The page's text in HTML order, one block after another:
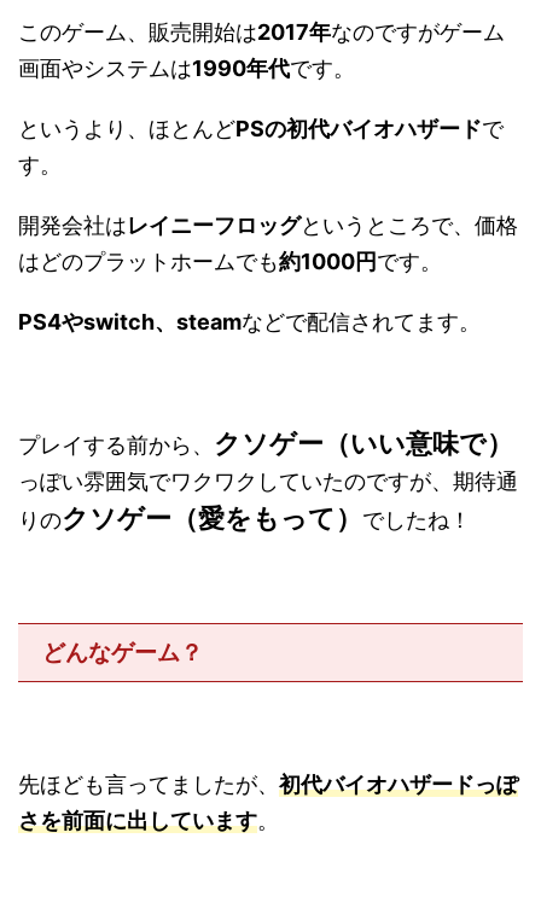
このゲーム、販売開始は2017年なのですがゲーム
画面やシステムは1990年代です。
というより、ほとんどPSの初代バイオハザードで
す。
開発会社はレイニーフロッグというところで、価格
はどのプラットホームでも約1000円です。
PS4やswitch、steamなどで配信されてます。
プレイする前から、 クソゲー（いい意味で）
っぽい雰囲気でワクワクしていたのですが、期待通
りのクソゲー（愛をもって） でしたね！
どんなゲーム？
先ほども言ってましたが、 初代バイオハザードっぽ
さを前面に出しています。